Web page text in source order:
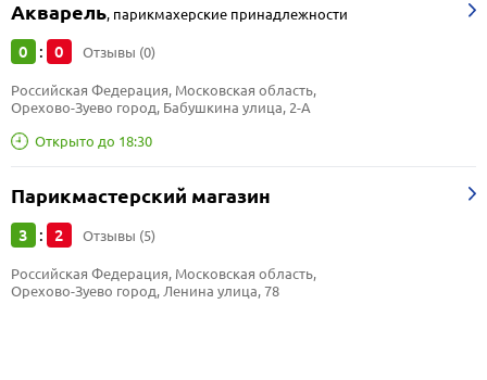
Акварель, парикмахерские принадлежности
0 : 0 Отзывы (0)
Открыто до 18:30
Российская Федерация, Московская область,
Орехово-Зуево город, Бабушкина улица, 2-А
Парикмастерский магазин
3 : 2 Отзывы (5)
Российская Федерация, Московская область,
Орехово-Зуево город, Ленина улица, 78